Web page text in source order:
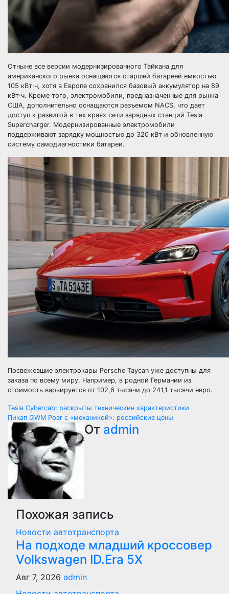
Отныне все версии модернизированного Тайкана для
американского рынка оснащаются старшей батареей емкостью
105 кВт·ч, хотя в Европе сохранился базовый аккумулятор на 89
кВт·ч. Кроме того, электромобили, предназначенные для рынка
США, дополнительно оснащаются разъемом NACS, что дает
доступ к развитой в тех краях сети зарядных станций Tesla
Supercharger. Модернизированные электромобили
поддерживают зарядку мощностью до 320 кВт и обновленную
систему самодиагностики батареи.
Посвежевшие электрокары Porsche Taycan уже доступны для
заказа по всему миру. Например, в родной Германии из
стоимость варьируется от 102,6 тысячи до 241,1 тысячи евро.
Навигация
по
записям
Tesla Cybercab: раскрыты технические характеристики
Пикап GWM Poer с «механикой»: российские цены
От admin
Похожая запись
Новости автотранспорта
На подходе младший кроссовер
Volkswagen ID.Era 5X
Авг 7, 2026 admin